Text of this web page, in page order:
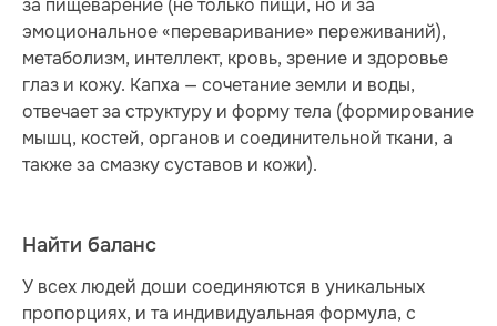
за пищеварение (не только пищи, но и за
эмоциональное «переваривание» переживаний),
метаболизм, интеллект, кровь, зрение и здоровье
глаз и кожу. Капха — сочетание земли и воды,
отвечает за структуру и форму тела (формирование
мышц, костей, органов и соединительной ткани, а
также за смазку суставов и кожи).
Найти баланс
У всех людей доши соединяются в уникальных
пропорциях, и та индивидуальная формула, с